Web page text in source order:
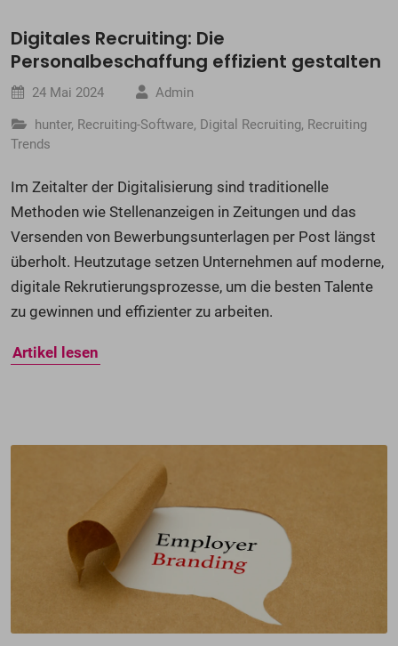
Digitales Recruiting: Die
Personalbeschaffung effizient gestalten
24 Mai 2024
Admin
hunter, Recruiting-Software, Digital Recruiting, Recruiting
Trends
Im Zeitalter der Digitalisierung sind traditionelle
Methoden wie Stellenanzeigen in Zeitungen und das
Versenden von Bewerbungsunterlagen per Post längst
überholt. Heutzutage setzen Unternehmen auf moderne,
digitale Rekrutierungsprozesse, um die besten Talente
zu gewinnen und effizienter zu arbeiten.
Artikel lesen